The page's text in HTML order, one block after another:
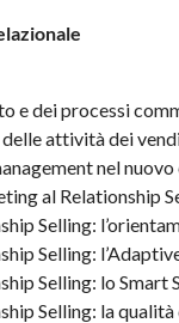
e dei processi
delle attività dei
nel
al Relationship
Selling:
Selling:
Selling: lo Smart
Selling: la